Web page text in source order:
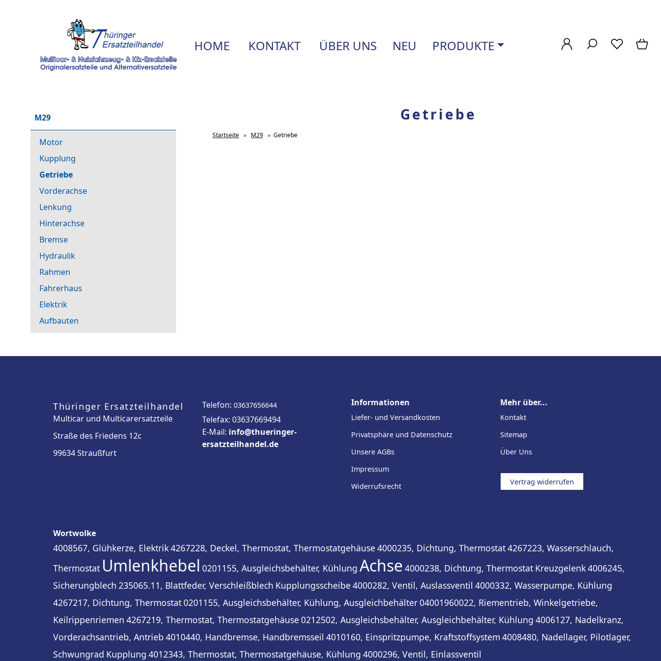
HOME KONTAKT ÜBER UNS NEU PRODUKTE
M29
Motor
Kupplung
Getriebe
Vorderachse
Lenkung
Hinterachse
Bremse
Hydraulik
Rahmen
Fahrerhaus
Elektrik
Aufbauten
Getriebe
Startseite » M29 » Getriebe
Thüringer Ersatzteilhandel
Multicar und Multicarersatzteile
Straße des Friedens 12c
99634 Straußfurt
Telefon: 03637656644
Telefax: 03637669494
E-Mail: info@thueringer-
ersatzteilhandel.de
Informationen
Liefer- und Versandkosten
Privatsphäre und Datenschutz
Unsere AGBs
Impressum
Widerrufsrecht
Mehr über...
Kontakt
Sitemap
Über Uns
Vertrag widerrufen
Wortwolke
4008567, Glühkerze, Elektrik4267228, Deckel, Thermostat, Thermostatgehäuse 4000235, Dichtung, Thermostat4267223, Wasserschlauch,
Thermostat Umlenkhebel 0201155, Ausgleichsbehälter, Kühlung Achse 4000238, Dichtung, Thermostat Kreuzgelenk4006245,
Sicherungblech 235065.11, Blattfeder, Verschleißblech Kupplungsscheibe 4000282, Ventil, Auslassventil 4000332, Wasserpumpe, Kühlung
4267217, Dichtung, Thermostat0201155, Ausgleichsbehälter, Kühlung, Ausgleichbehälter04001960022, Riementrieb, Winkelgetriebe,
Keilrippenriemen 4267219, Thermostat, Thermostatgehäuse 0212502, Ausgleichsbehälter, Ausgleichbehälter, Kühlung 4006127, Nadelkranz,
Vorderachsantrieb, Antrieb 4010440, Handbremse, Handbremsseil 4010160, Einspritzpumpe, Kraftstoffsystem 4008480, Nadellager, Pilotlager,
Schwungrad Kupplung 4012343, Thermostat, Thermostatgehäuse, Kühlung 4000296, Ventil, Einlassventil